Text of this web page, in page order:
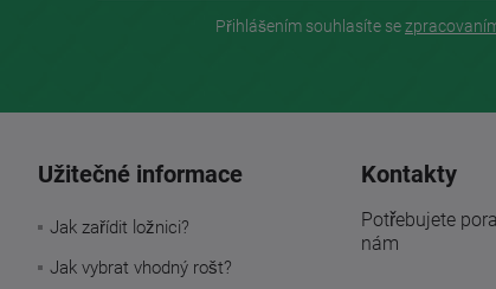
Přihlášením souhlasíte se
Užitečné informace
Jak zařídit ložnici?
Jak vybrat vhodný rošt?
Kontakty
Potřebujete
nám